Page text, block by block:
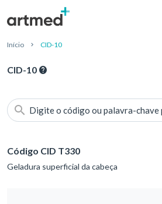
Início CID-10
CID-10
Digite o código ou palavra-chave
Código CID T330
Geladura superficial da cabeça